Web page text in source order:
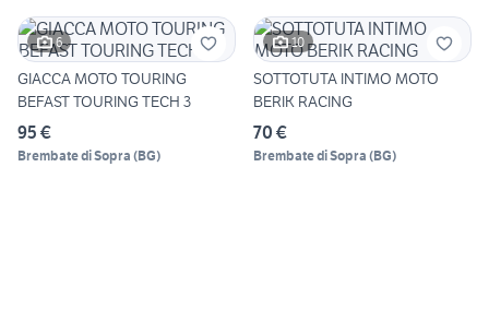
6
GIACCA MOTO TOURING
BEFAST TOURING TECH 3
95 €
Brembate di Sopra (BG)
10
SOTTOTUTA INTIMO MOTO
BERIK RACING
70 €
Brembate di Sopra (BG)